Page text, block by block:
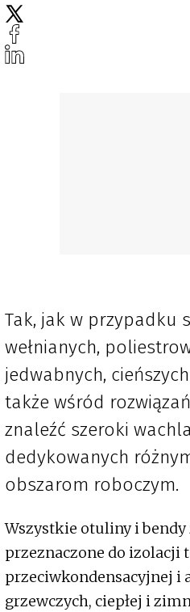
Tak, jak w przypadku
wełnianych,
jedwabnych,
także wśród
znaleźć szeroki
dedykowanych
obszarom roboczym.
Wszystkie otuliny i bendy
przeznaczone do izolacji
przeciwkondensacyjnej i
grzewczych, ciepłej i